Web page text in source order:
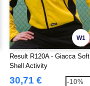
W1
Result R120A - Giacca Soft
Shell Activity
30,71 € -10%